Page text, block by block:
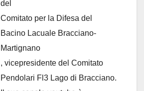
del
Comitato per la Difesa del
Bacino Lacuale Bracciano-
Martignano
, vicepresidente del Comitato
Pendolari Fl3 Lago di Bracciano.